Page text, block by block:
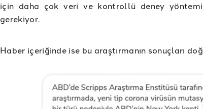
için daha çok veri ve kontrollü deney
gerekiyor.
Haber içeriğinde ise bu araştırmanın sonuçları